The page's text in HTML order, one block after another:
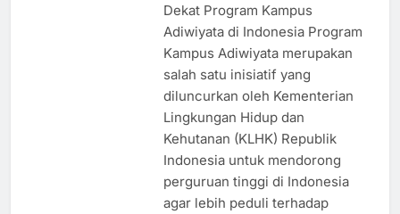
Dekat Program Kampus
Adiwiyata di Indonesia Program
Kampus Adiwiyata merupakan
salah satu inisiatif yang
diluncurkan oleh Kementerian
Lingkungan Hidup dan
Kehutanan (KLHK) Republik
Indonesia untuk mendorong
perguruan tinggi di Indonesia
agar lebih peduli terhadap